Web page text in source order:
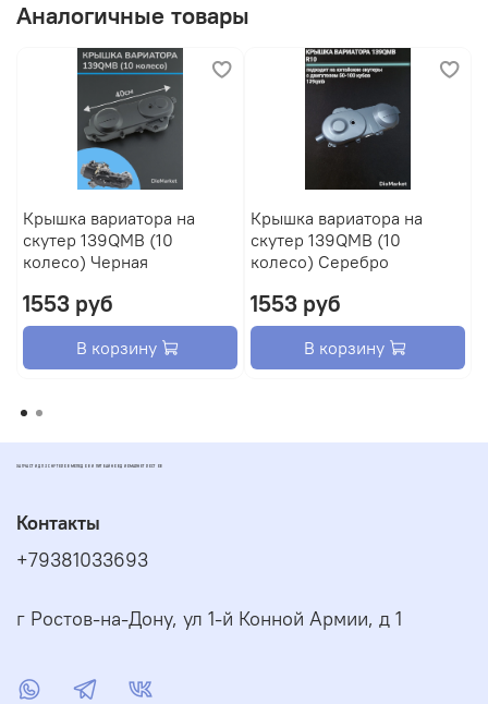
Аналогичные товары
Крышка вариатора на
скутер 139QMB (10
колесо) Черная
1553 руб
В корзину
Крышка вариатора на
скутер 139QMB (10
колесо) Серебро
1553 руб
В корзину
ЗАПЧАСТИ ДЛЯ СКУТЕРОВ МОПЕДОВ И ПИТБАЙКОВ ДИОМАРКЕТ РОСТОВ
Контакты
+79381033693
г Ростов-на-Дону, ул 1-й Конной Армии, д 1